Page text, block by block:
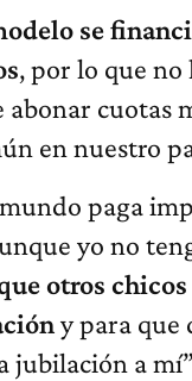
se
, por lo que no
abonar cuotas
en nuestro
paga
yo no
otros
y para que
jubilación a